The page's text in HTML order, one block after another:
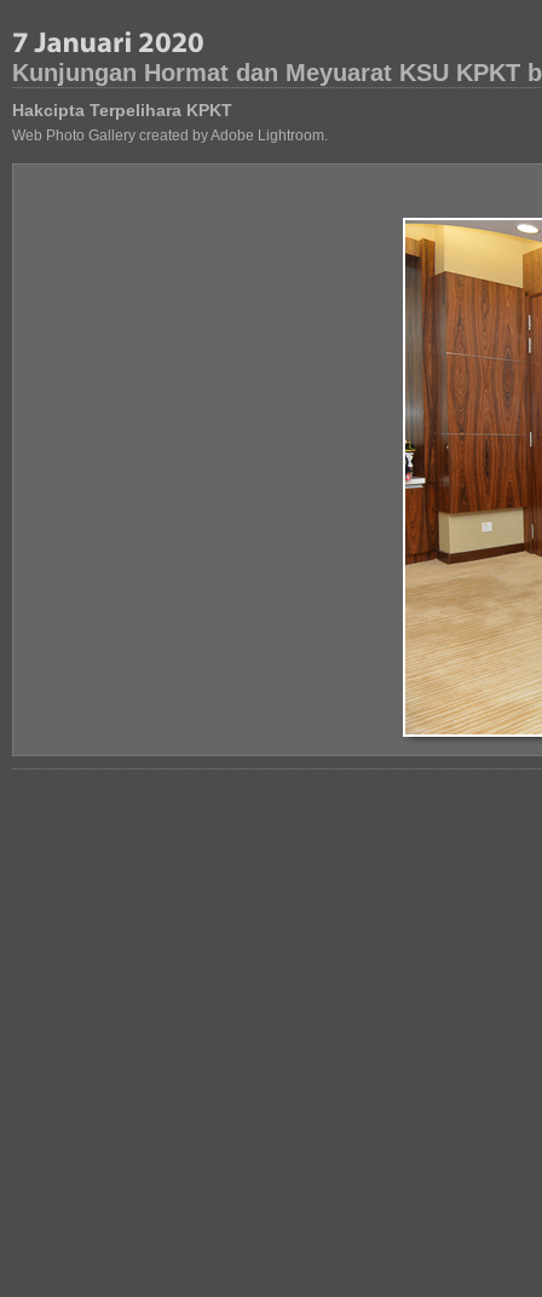
Kunjungan Hormat dan Meyuarat KSU KPKT
Hakcipta Terpelihara KPKT
Web Photo Gallery created by Adobe Lightroom.